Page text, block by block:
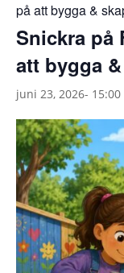
på att bygga &
Snickra på
att bygga
juni 23, 2026- 15:00